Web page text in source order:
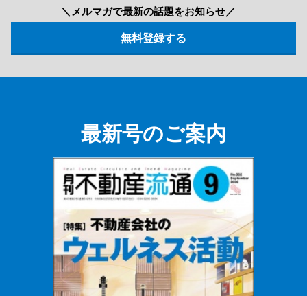
＼メルマガで最新の話題をお知らせ／
最新号のご案内